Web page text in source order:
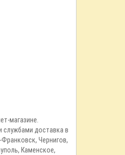
магазине.
службами доставка в
Чернигов,
Каменское,